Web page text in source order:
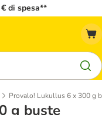
di spesa**
Provalo! Lukullus 6 x 300 g
g buste